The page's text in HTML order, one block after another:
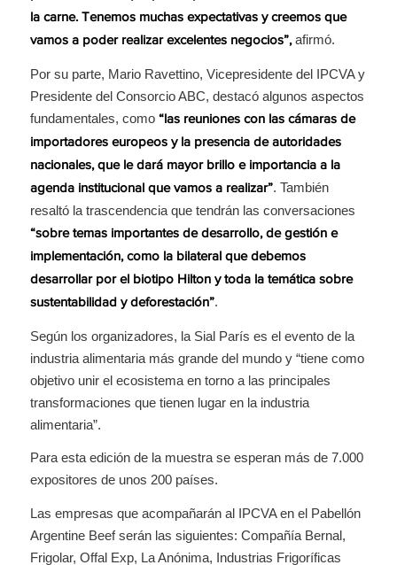
la carne. Tenemos muchas expectativas y creemos que
vamos a poder realizar excelentes negocios”, afirmó.
Por su parte, Mario Ravettino, Vicepresidente del IPCVA y
Presidente del Consorcio ABC, destacó algunos aspectos
fundamentales, como “las reuniones con las cámaras de
importadores europeos y la presencia de autoridades
nacionales, que le dará mayor brillo e importancia a la
agenda institucional que vamos a realizar”. También
resaltó la trascendencia que tendrán las conversaciones
“sobre temas importantes de desarrollo, de gestión e
implementación, como la bilateral que debemos
desarrollar por el biotipo Hilton y toda la temática sobre
sustentabilidad y deforestación”.
Según los organizadores, la Sial París es el evento de la
industria alimentaria más grande del mundo y “tiene como
objetivo unir el ecosistema en torno a las principales
transformaciones que tienen lugar en la industria
alimentaria”.
Para esta edición de la muestra se esperan más de 7.000
expositores de unos 200 países.
Las empresas que acompañarán al IPCVA en el Pabellón
Argentine Beef serán las siguientes: Compañía Bernal,
Frigolar, Offal Exp, La Anónima, Industrias Frigoríficas